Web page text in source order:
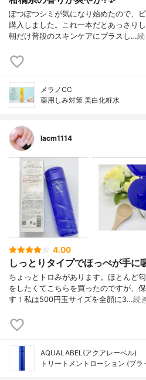
ぽつぽつシミが気になり始めたので、
購入しました。これ一本だとあっさり
朝だけ普段のスキンケアにプラスし…
メラノCC
薬用しみ対策 美白化粧水
lacm1114
4.00
しっとりタイプでほっぺが手に
ちょっとトロみがあります。ほとんど
をしたくてこちらを買ったのですが、
す！私は500円玉サイズを全顔に3…続
AQUALABEL(アクアレーベル)
トリートメントローション (ブラ